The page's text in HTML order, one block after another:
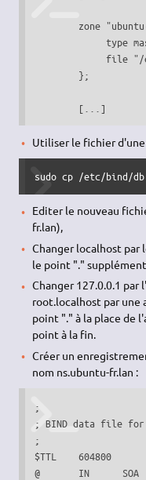
zone
type
file
        };
        [...]
Utiliser le fichier d'une
sudo cp /etc/bind/
Editer le nouveau
fr.lan),
Changer localhost par
le point "."
Changer 127.0.0.1 par
root.localhost par une
point "." à la place de
point à la fin.
Créer un
nom ns.ubuntu-fr.lan :
;
; BIND data file for
;
$TTL    604800
@       IN      SOA